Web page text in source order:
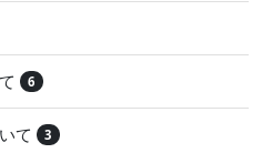
6
て 3